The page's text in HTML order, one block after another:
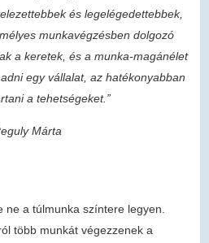
és legelégedettebbek,
munkavégzésben dolgozó
a keretek, és a munka-magánélet
egy vállalat, az hatékonyabban
a tehetségeket.”
Márta
a túlmunka színtere legyen.
több munkát végezzenek a